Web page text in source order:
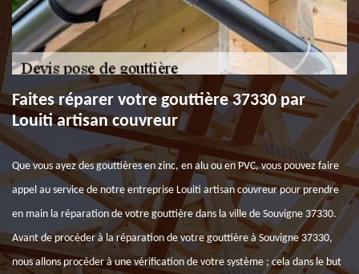
Faites réparer votre gouttière 37330 par
Louiti artisan couvreur
Que vous ayez des gouttières en zinc, en alu ou en PVC, vous pouvez faire
appel au service de notre entreprise Louiti artisan couvreur pour prendre
en main la réparation de votre gouttière dans la ville de Souvigne 37330.
Avant de procéder à la réparation de votre gouttière à Souvigne 37330,
nous allons procéder à une vérification de votre système ; cela dans le but